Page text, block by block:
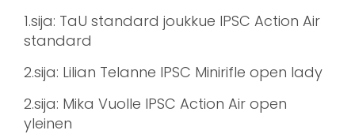
1.sija: TaU standard joukkue IPSC Action Air
standard
2.sija: Lilian Telanne IPSC Minirifle open lady
2.sija: Mika Vuolle IPSC Action Air open
yleinen